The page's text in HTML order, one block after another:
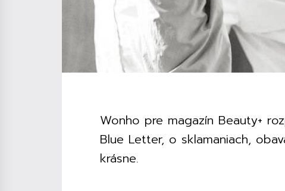
Wonho pre magazín Beauty+
Blue Letter, o sklamaniach,
krásne.